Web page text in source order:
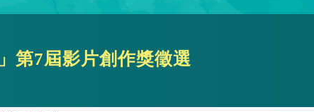
第7屆影片創作獎徵選